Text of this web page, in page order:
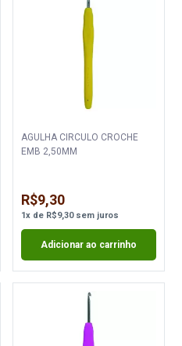
AGULHA CIRCULO CROCHE
EMB 2,50MM
R$9,30
1xde R$9,30sem juros
Adicionar ao carrinho